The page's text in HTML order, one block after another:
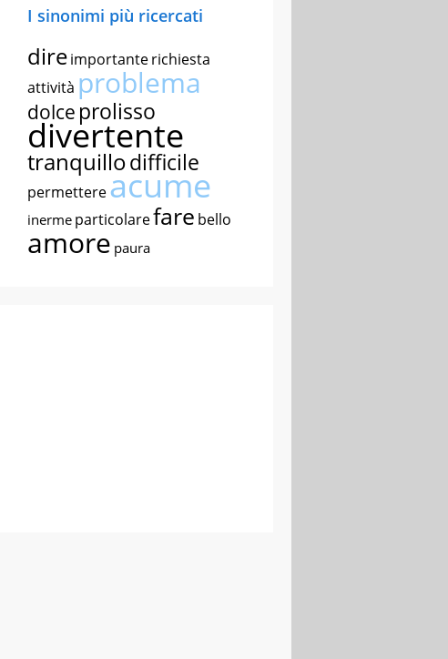
I sinonimi più ricercati
direimportanterichiesta
attività problema
dolce prolisso
divertente
tranquillodifficile
permettereacume
inerme particolarefare bello
amore paura